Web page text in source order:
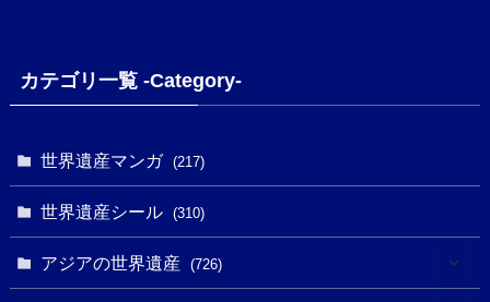
カテゴリ一覧 -Category-
世界遺産マンガ (217)
世界遺産シール (310)
アジアの世界遺産 (726)